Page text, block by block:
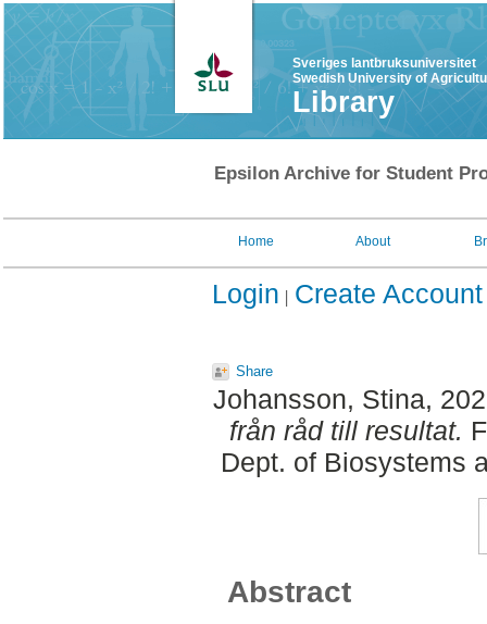
Sveriges lantbruksuniversitet
Swedish University of
Library
Epsilon Archive for Student
Home About
Login Create Account
Share
Johansson, Stina,
från råd till resultat.
Dept. of Biosystems
Abstract